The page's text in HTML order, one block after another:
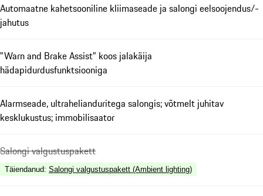
Automaatne kahetsooniline kliimaseade ja salongi eelsoojendus/-
jahutus
"Warn and Brake Assist" koos jalakäija
hädapidurdusfunktsiooniga
Alarmseade, ultrahelianduritega salongis; võtmelt juhitav
kesklukustus; immobilisaator
Salongi valgustuspakett
Täiendanud: Salongi valgustuspakett (Ambient lighting)